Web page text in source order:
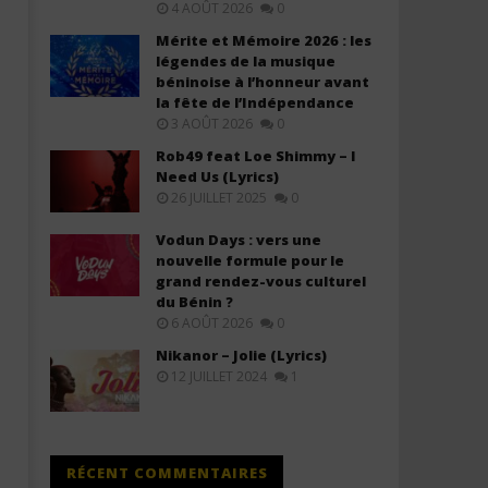
4 AOÛT 2026 0
Mérite et Mémoire 2026 : les
légendes de la musique
béninoise à l’honneur avant
la fête de l’Indépendance
3 AOÛT 2026 0
Rob49 feat Loe Shimmy – I
Need Us (Lyrics)
26 JUILLET 2025 0
Vodun Days : vers une
nouvelle formule pour le
grand rendez-vous culturel
du Bénin ?
6 AOÛT 2026 0
Nikanor – Jolie (Lyrics)
12 JUILLET 2024 1
RÉCENT COMMENTAIRES